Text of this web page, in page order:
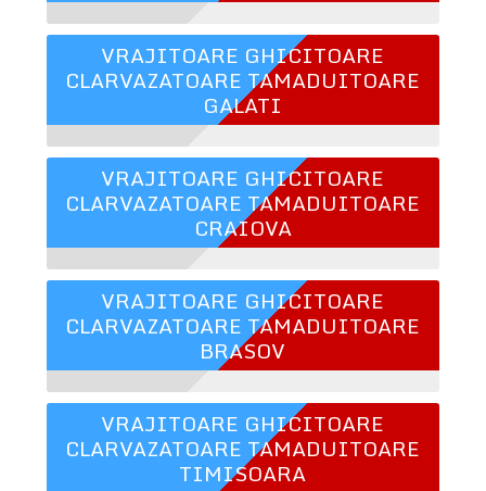
VRAJITOARE GHICITOARE
CLARVAZATOARE TAMADUITOARE
GALATI
VRAJITOARE GHICITOARE
CLARVAZATOARE TAMADUITOARE
CRAIOVA
VRAJITOARE GHICITOARE
CLARVAZATOARE TAMADUITOARE
BRASOV
VRAJITOARE GHICITOARE
CLARVAZATOARE TAMADUITOARE
TIMISOARA